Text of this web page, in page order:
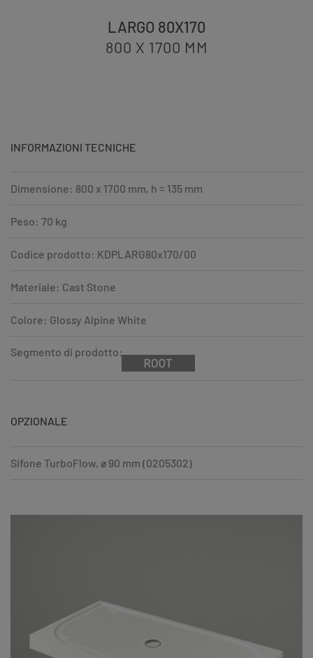
LARGO 80X170
800 X 1700 MM
INFORMAZIONI TECNICHE
Dimensione: 800 x 1700 mm, h = 135 mm
Peso: 70 kg
Codice prodotto: KDPLARG80x170/00
Materiale: Cast Stone
Colore: Glossy Alpine White
Segmento di prodotto:
OPZIONALE
Sifone TurboFlow, ø 90 mm (0205302)